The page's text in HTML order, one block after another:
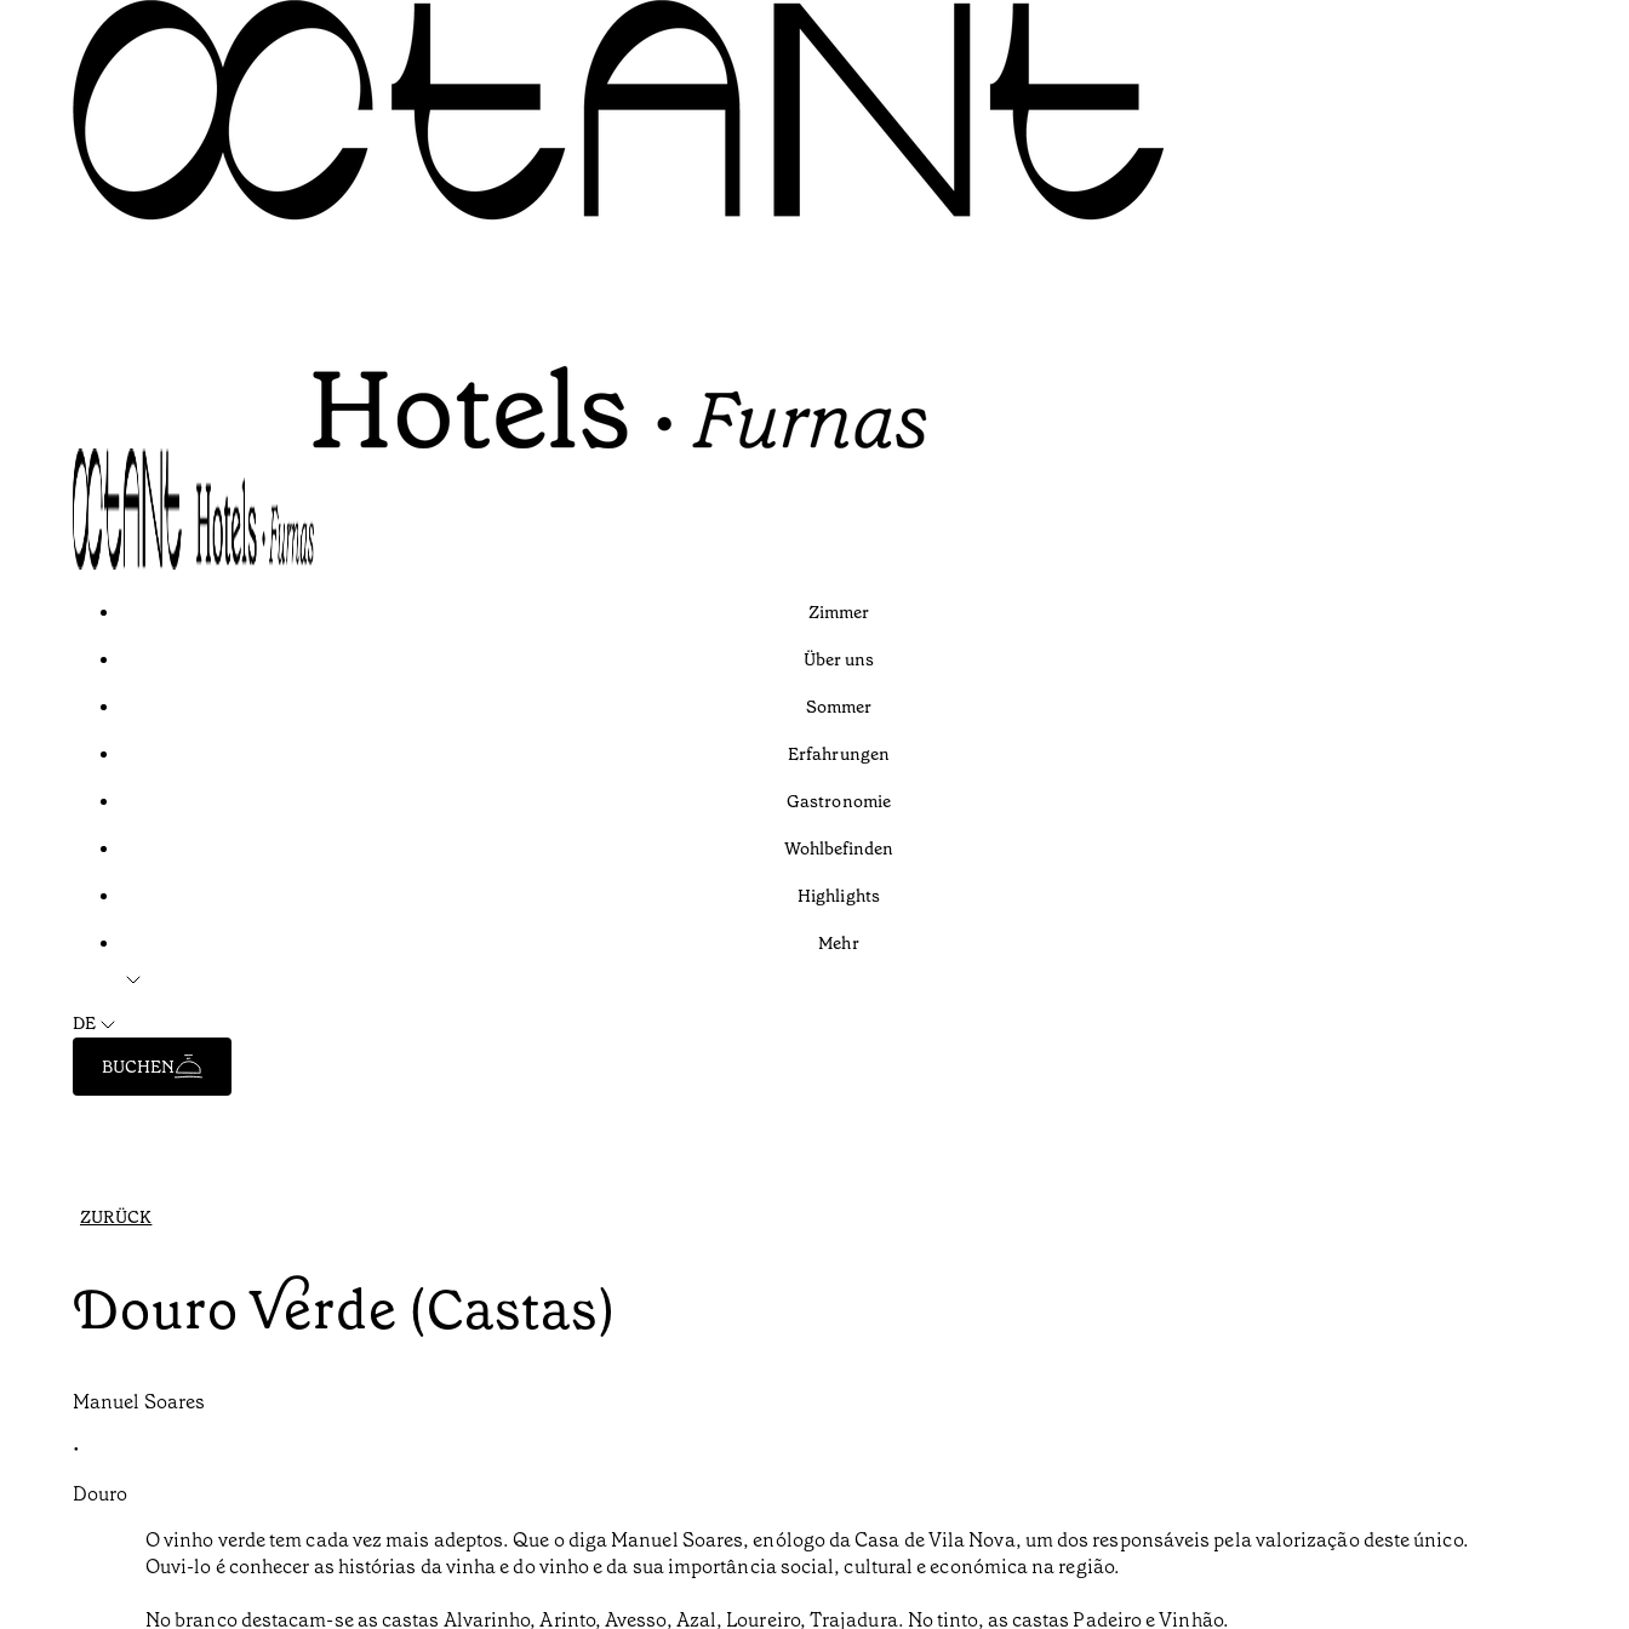
Zimmer
Über uns
Sommer
Erfahrungen
Gastronomie
Wohlbefinden
Highlights
Mehr
DE
BUCHEN
ZURÜCK
Douro Verde (Castas)
Manuel Soares
•
Douro
O vinho verde tem cada vez mais adeptos. Que o diga Manuel Soares, enólogo da Casa de Vila Nova, um dos responsáveis pela valorização deste único.
Ouvi-lo é conhecer as histórias da vinha e do vinho e da sua importância social, cultural e económica na região.
No branco destacam-se as castas Alvarinho, Arinto, Avesso, Azal, Loureiro, Trajadura. No tinto, as castas Padeiro e Vinhão.